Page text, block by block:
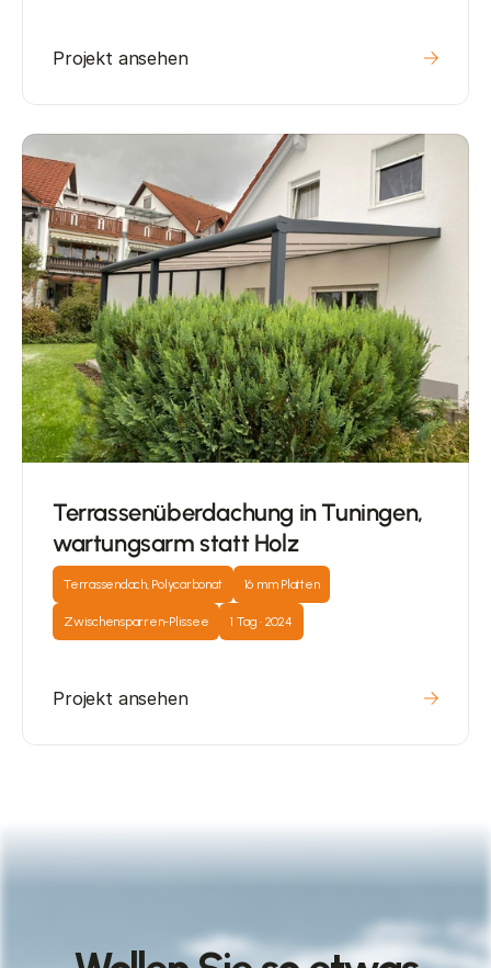
Projekt ansehen
Terrassenüberdachung in Tuningen,
wartungsarm statt Holz
Terrassendach, Polycarbonat 16 mm Platten
Zwischensparren-Plissee 1 Tag · 2024
Projekt ansehen